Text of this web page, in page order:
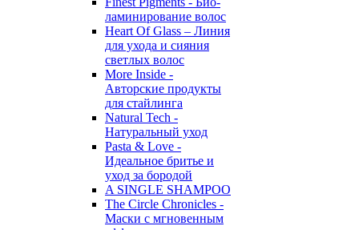
ламинирование волос
Heart Of Glass – Линия
для ухода и сияния
светлых волос
More Inside -
Авторские продукты
для стайлинга
Natural Tech -
Натуральный уход
Pasta & Love -
Идеальное бритье и
уход за бородой
A SINGLE SHAMPOO
The Circle Chronicles -
Маски с мгновенным